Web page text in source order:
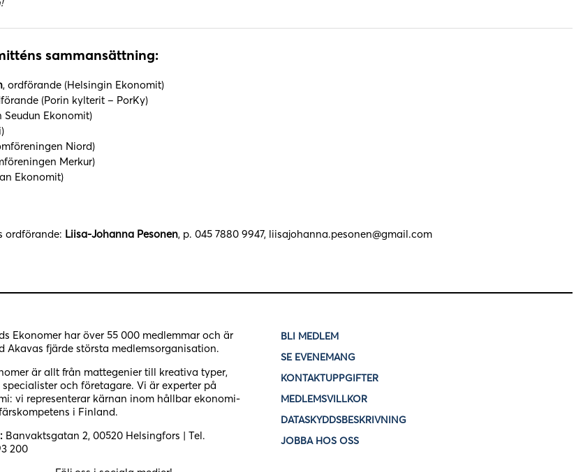
sammansättning:
, ordförande (Helsingin Ekonomit)
(Porin kylterit – PorKy)
Seudun Ekonomit)
Niord)
Merkur)
Ekonomit)
ordförande: Liisa-Johanna Pesonen, p. 045 7880 9947, liisajohanna.pesonen@gmail.com
Ekonomer har över 55 000 medlemmar och är
Akavas fjärde största medlemsorganisation.
är allt från mattegenier till kreativa typer,
specialister och företagare. Vi är experter på
vi representerar kärnan inom hållbar ekonomi-
i Finland.
Banvaktsgatan 2, 00520 Helsingfors | Tel.
200
BLI MEDLEM
SE EVENEMANG
KONTAKTUPPGIFTER
MEDLEMSVILLKOR
DATASKYDDSBESKRIVNING
JOBBA HOS OSS